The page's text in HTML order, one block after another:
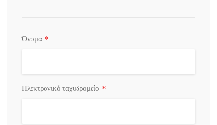
Όνομα *
Ηλεκτρονικό ταχυδρομείο *